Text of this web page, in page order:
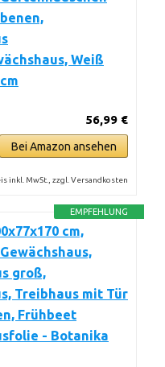
Weiß
56,99 €
Bei Amazon ansehen
inkl. MwSt., zzgl. Versandkosten
EMPFEHLUNG
cm,
groß,
Treibhaus mit Tür
Frühbeet
- Botanika